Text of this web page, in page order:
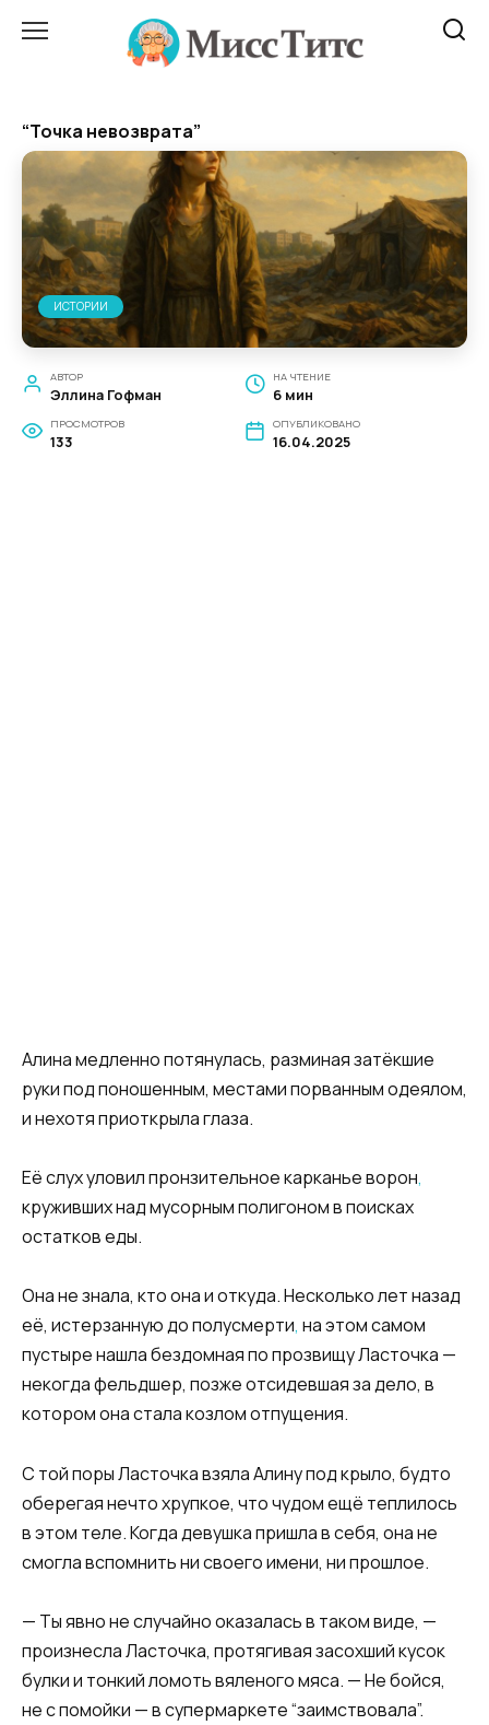
“Точка невозврата”
ИСТОРИИ
АВТОР
Эллина Гофман
НА ЧТЕНИЕ
6 мин
ПРОСМОТРОВ
133
ОПУБЛИКОВАНО
16.04.2025
Алина медленно потянулась, разминая затёкшие
руки под поношенным, местами порванным одеялом,
и нехотя приоткрыла глаза.
Её слух уловил пронзительное карканье ворон,
круживших над мусорным полигоном в поисках
остатков еды.
Она не знала, кто она и откуда. Несколько лет назад
её, истерзанную до полусмерти, на этом самом
пустыре нашла бездомная по прозвищу Ласточка —
некогда фельдшер, позже отсидевшая за дело, в
котором она стала козлом отпущения.
С той поры Ласточка взяла Алину под крыло, будто
оберегая нечто хрупкое, что чудом ещё теплилось
в этом теле. Когда девушка пришла в себя, она не
смогла вспомнить ни своего имени, ни прошлое.
— Ты явно не случайно оказалась в таком виде, —
произнесла Ласточка, протягивая засохший кусок
булки и тонкий ломоть вяленого мяса. — Не бойся,
не с помойки — в супермаркете “заимствовала”.